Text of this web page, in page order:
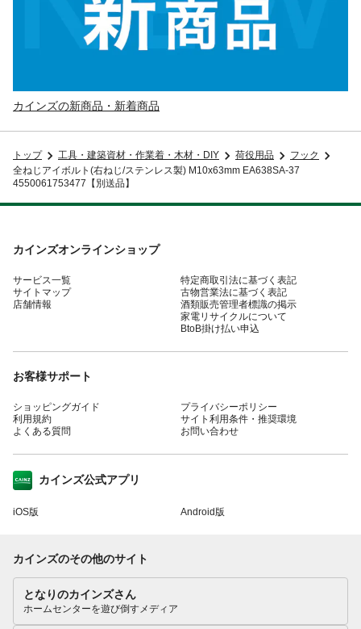
カインズの新商品・新着商品
トップ 工具・建築資材・作業着・木材・DIY 荷役用品
フック
全ねじアイボルト(右ねじ/ステンレス製) M10x63mm EA638SA-37
4550061753477【別送品】
カインズオンラインショップ
サービス一覧
サイトマップ
店舗情報
特定商取引法に基づく表記
古物営業法に基づく表記
酒類販売管理者標識の掲示
家電リサイクルについて
BtoB掛け払い申込
お客様サポート
ショッピングガイド
利用規約
よくある質問
プライバシーポリシー
サイト利用条件・推奨環境
お問い合わせ
カインズ公式アプリ
iOS版 Android版
カインズのその他のサイト
となりのカインズさん
ホームセンターを遊び倒すメディア